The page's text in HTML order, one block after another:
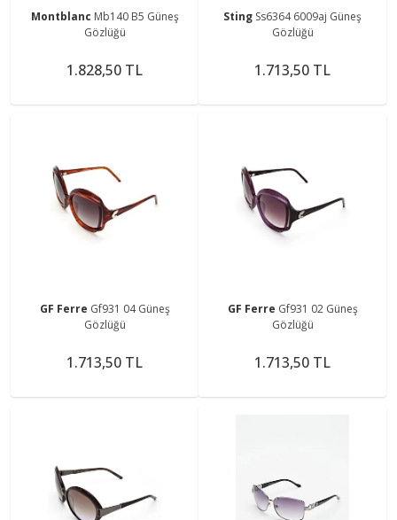
Montblanc Mb140 B5 Güneş
Gözlüğü
1.828,50 TL
Sting Ss6364 6009aj Güneş
Gözlüğü
1.713,50 TL
GF Ferre Gf931 04 Güneş
Gözlüğü
1.713,50 TL
GF Ferre Gf931 02 Güneş
Gözlüğü
1.713,50 TL